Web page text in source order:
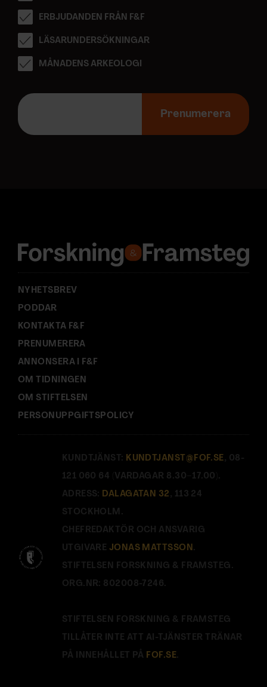
ERBJUDANDEN FRÅN F&F
LÄSARUNDERSÖKNINGAR
MÅNADENS ARKEOLOGI
E
p
s
:
Prenumerera
NYHETSBREV
PODDAR
KONTAKTA F&F
PRENUMERERA
ANNONSERA I F&F
OM TIDNINGEN
OM STIFTELSEN
PERSONUPPGIFTSPOLICY
KUNDTJÄNST: KUNDTJANST@FOF.SE , 08-
121 060 64 (VARDAGAR 8.30–17.00).
ADRESS: DALAGATAN 32 , 113 24
STOCKHOLM.
CHEFREDAKTÖR OCH ANSVARIG
UTGIVARE JONAS MATTSSON.
STIFTELSEN FORSKNING & FRAMSTEG.
ORG.NR: 802008-7246.
STIFTELSEN FORSKNING & FRAMSTEG
TILLÅTER INTE ATT AI-TJÄNSTER TRÄNAR
PÅ INNEHÅLLET PÅ FOF.SE.